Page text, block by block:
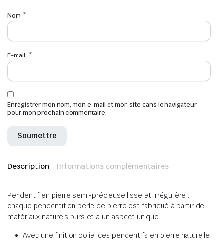
Nom *
E-mail *
Enregistrer mon nom, mon e-mail et mon site dans le navigateur
pour mon prochain commentaire.
Description Informations complémentaires
Pendentif en pierre semi-précieuse lisse et irrégulière :
chaque pendentif en perle de pierre est fabriqué à partir de
matériaux naturels purs et a un aspect unique.
Avec une finition polie, ces pendentifs en pierre naturelle